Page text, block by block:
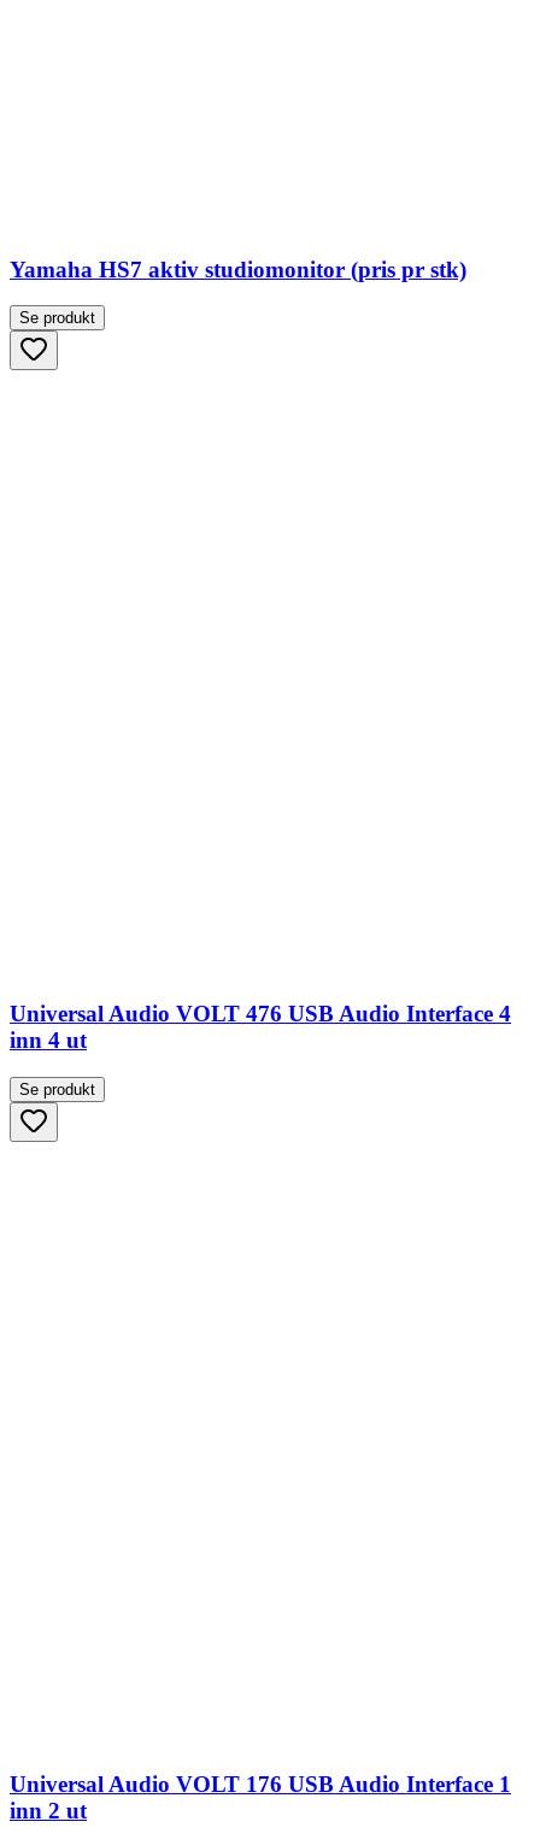
Yamaha HS7 aktiv studiomonitor (pris pr stk)
Se produkt
Universal Audio VOLT 476 USB Audio Interface 4
inn 4 ut
Se produkt
Universal Audio VOLT 176 USB Audio Interface 1
inn 2 ut